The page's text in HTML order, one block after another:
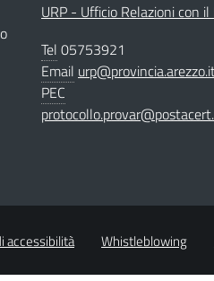
URP - Ufficio Relazioni con il
Tel 05753921
Email
PEC
accessibilità Whistleblowing